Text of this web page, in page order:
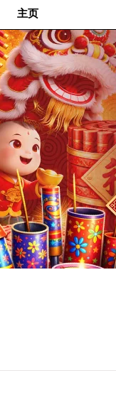
主页